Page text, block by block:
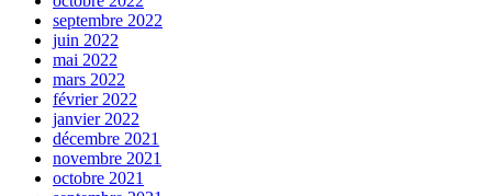
septembre 2022
juin 2022
mai 2022
mars 2022
février 2022
janvier 2022
décembre 2021
novembre 2021
octobre 2021